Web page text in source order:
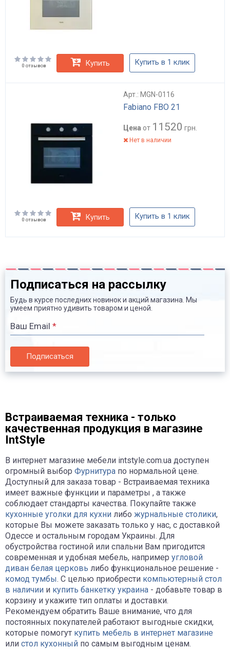
0 отзывов Купить Купить в 1 клик
Арт.: MGN-0116
Fabiano FBO 21
Цена от 11520 грн.
Нет в наличии
0 отзывов Купить Купить в 1 клик
Подписаться на рассылку
Будь в курсе последних новинок и акций магазина. Мы
умеем приятно удивить товаром и ценой.
Ваш Email *
Подписаться
Встраиваемая техника - только
качественная продукция в магазине
IntStyle
В интернет магазине мебели intstyle.com.ua доступен
огромный выбор Фурнитура по нормальной цене.
Доступный для заказа товар - Встраиваемая техника
имеет важные функции и параметры , а также
соблюдает стандарты качества. Покупайте также
кухонные уголки для кухни либо журнальные столики,
которые Вы можете заказать только у нас, с доставкой
Одессе и остальным городам Украины. Для
обустройства гостиной или спальни Вам пригодится
современная и удобная мебель, например угловой
диван белая церковь либо функциональное решение -
комод тумбы. С целью приобрести компьютерный стол
в наличии и купить банкетку украина - добавьте товар в
корзину и укажите тип оплаты и доставки.
Рекомендуем обратить Ваше внимание, что для
постоянных покупателей работают выгодные скидки,
которые помогут купить мебель в интернет магазине
или стол кухонный по самым выгодным ценам.